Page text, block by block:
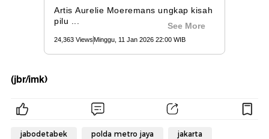
(jbr/imk)
jabodetabek polda metro jaya jakarta